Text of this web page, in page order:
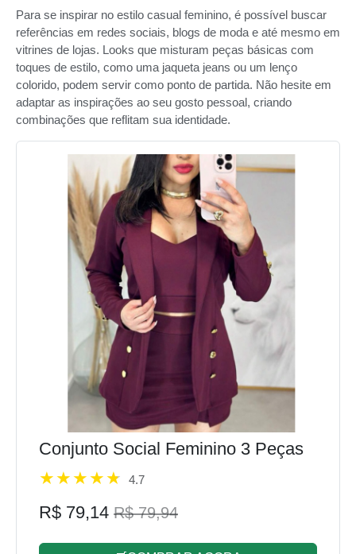
Para se inspirar no estilo casual feminino, é possível buscar
referências em redes sociais, blogs de moda e até mesmo em
vitrines de lojas. Looks que misturam peças básicas com
toques de estilo, como uma jaqueta jeans ou um lenço
colorido, podem servir como ponto de partida. Não hesite em
adaptar as inspirações ao seu gosto pessoal, criando
combinações que reflitam sua identidade.
Conjunto Social Feminino 3 Peças
4.7
R$ 79,14 R$ 79,94